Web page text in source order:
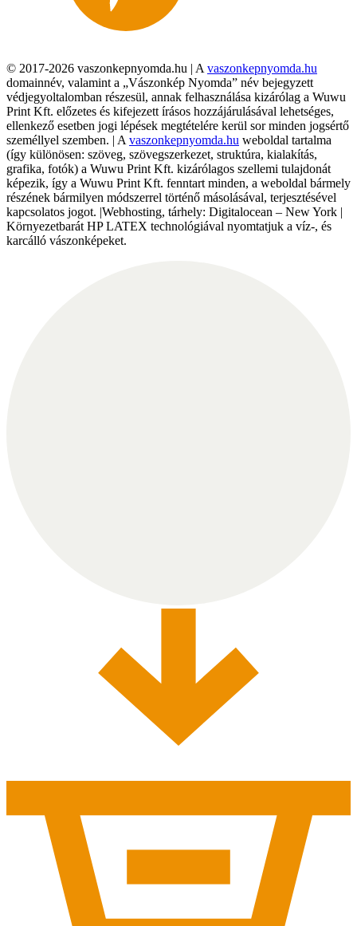
© 2017-2026 vaszonkepnyomda.hu | A vaszonkepnyomda.hu
domainnév, valamint a „Vászonkép Nyomda” név bejegyzett
védjegyoltalomban részesül, annak felhasználása kizárólag a Wuwu
Print Kft. előzetes és kifejezett írásos hozzájárulásával lehetséges,
ellenkező esetben jogi lépések megtételére kerül sor minden jogsértő
személlyel szemben. | A vaszonkepnyomda.hu weboldal tartalma
(így különösen: szöveg, szövegszerkezet, struktúra, kialakítás,
grafika, fotók) a Wuwu Print Kft. kizárólagos szellemi tulajdonát
képezik, így a Wuwu Print Kft. fenntart minden, a weboldal bármely
részének bármilyen módszerrel történő másolásával, terjesztésével
kapcsolatos jogot. |Webhosting, tárhely: Digitalocean – New York |
Környezetbarát HP LATEX technológiával nyomtatjuk a víz-, és
karcálló vászonképeket.